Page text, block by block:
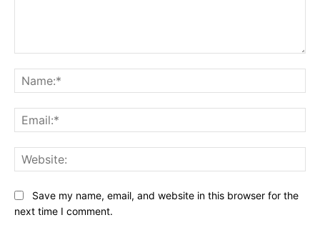
Save my name, email, and website in this browser for the
next time I comment.